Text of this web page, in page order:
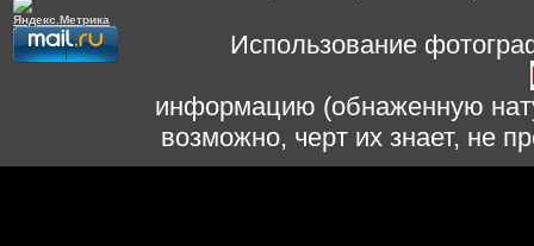
Использование
информацию (обнаженную
возможно, черт их знает, не